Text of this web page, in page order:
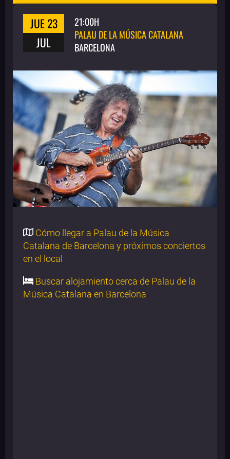
JUE 23
JUL
21:00H
PALAU DE LA MÚSICA CATALANA
BARCELONA
Cómo llegar a Palau de la Música
Catalana de Barcelona y próximos conciertos
en el local
Buscar alojamiento cerca de Palau de la
Música Catalana en Barcelona